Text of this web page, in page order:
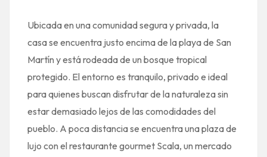
Ubicada en una comunidad segura y privada, la
casa se encuentra justo encima de la playa de San
Martín y está rodeada de un bosque tropical
protegido. El entorno es tranquilo, privado e ideal
para quienes buscan disfrutar de la naturaleza sin
estar demasiado lejos de las comodidades del
pueblo. A poca distancia se encuentra una plaza de
lujo con el restaurante gourmet Scala, un mercado